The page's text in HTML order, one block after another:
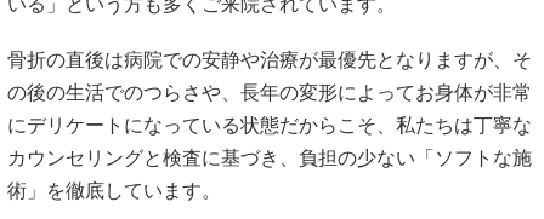
当院へは、「病院でのケアを終え、骨は安定したと言われた
けれど痛みが引かない」という方はもちろん、「何年もかけ
て徐々に骨が変形し、慢性的なだるさや痛みがずっと続いて
いる」という方も多くご来院されています。